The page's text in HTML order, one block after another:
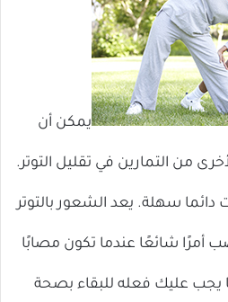
يمكن أن
من التمارين في تقليل التوتر.
سهلة. يعد الشعور بالتوتر
أمرًا شائعًا عندما تكون مصابًا
يجب عليك فعله للبقاء بصحة